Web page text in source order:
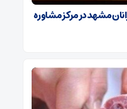
مشهد در مرکز مشاوره